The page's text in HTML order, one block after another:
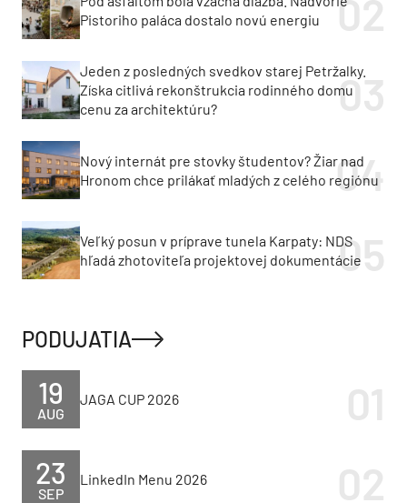
Pistoriho paláca dostalo novú energiu
Jeden z posledných svedkov starej Petržalky.
Získa citlivá rekonštrukcia rodinného domu
cenu za architektúru?
Nový internát pre stovky študentov? Žiar nad
Hronom chce prilákať mladých z celého regiónu
Veľký posun v príprave tunela Karpaty: NDS
hľadá zhotoviteľa projektovej dokumentácie
PODUJATIA
AUG
19 JAGA CUP 2026
SEP
23 LinkedIn Menu 2026